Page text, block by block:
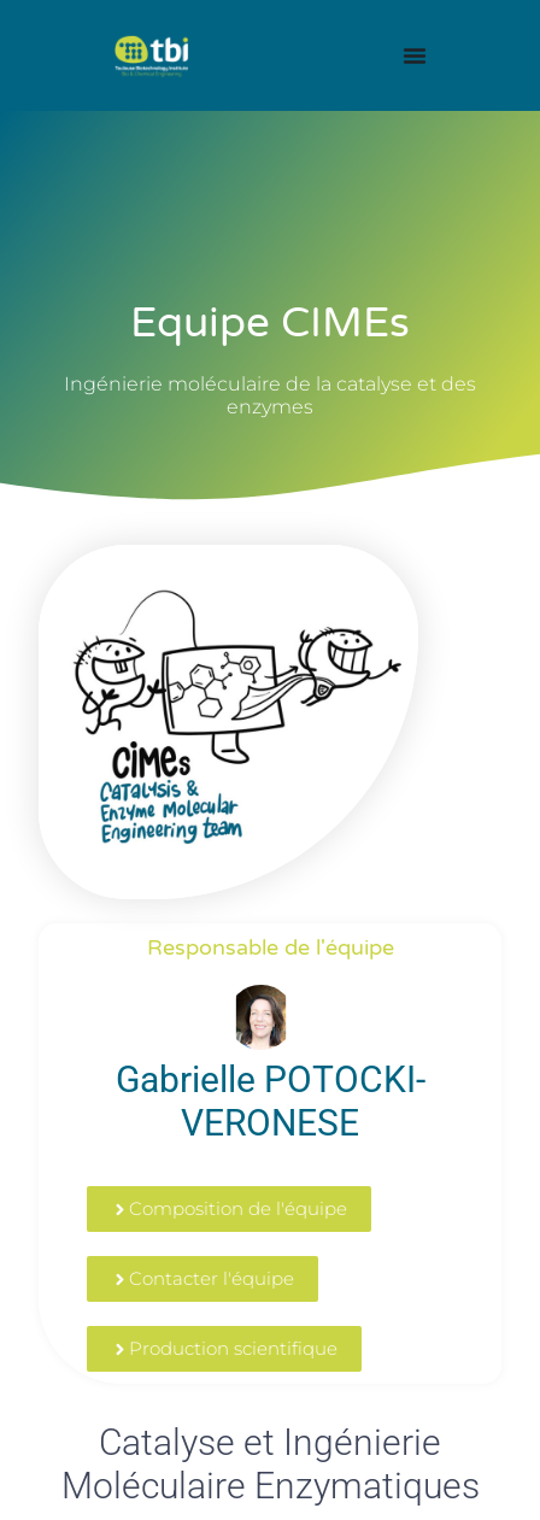
Equipe CIMEs
Ingénierie moléculaire de la catalyse et des
enzymes
Catalyse et Ingénierie
Moléculaire Enzymatiques
Responsable de l'équipe
Gabrielle POTOCKI-
VERONESE
Composition de l'équipe
Contacter l'équipe
Production scientifique